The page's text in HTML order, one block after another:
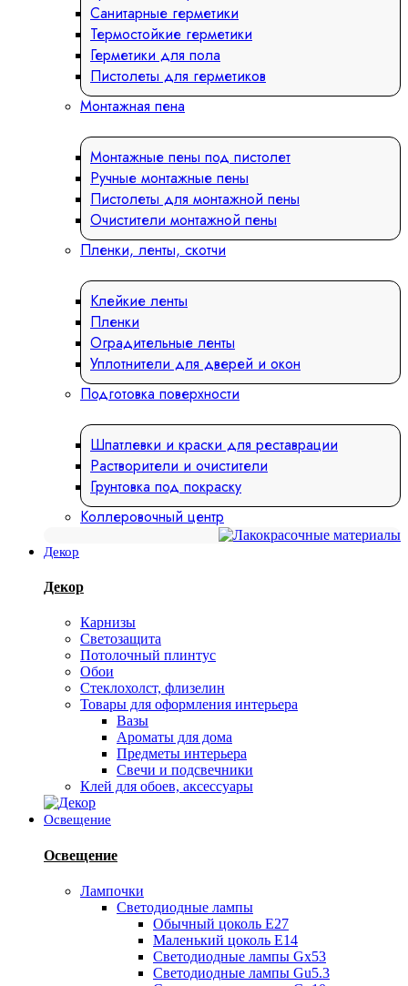
Санитарные герметики
Термостойкие герметики
Герметики для пола
Пистолеты для герметиков
Монтажная пена
Монтажные пены под пистолет
Ручные монтажные пены
Пистолеты для монтажной пены
Очистители монтажной пены
Пленки, ленты, скотчи
Клейкие ленты
Пленки
Оградительные ленты
Уплотнители для дверей и окон
Подготовка поверхности
Шпатлевки и краски для реставрации
Растворители и очистители
Грунтовка под покраску
Коллеровочный центр
Декор
Декор
Карнизы
Светозащита
Потолочный плинтус
Обои
Стеклохолст, флизелин
Товары для оформления интерьера
Вазы
Ароматы для дома
Предметы интерьера
Свечи и подсвечники
Клей для обоев, аксессуары
Освещение
Освещение
Лампочки
Светодиодные лампы
Обычный цоколь Е27
Маленький цоколь Е14
Светодиодные лампы Gx53
Светодиодные лампы Gu5.3